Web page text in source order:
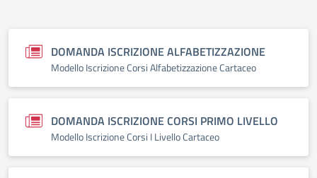
DOMANDA ISCRIZIONE ALFABETIZZAZIONE
Modello Iscrizione Corsi Alfabetizzazione Cartaceo
DOMANDA ISCRIZIONE CORSI PRIMO LIVELLO
Modello Iscrizione Corsi I Livello Cartaceo